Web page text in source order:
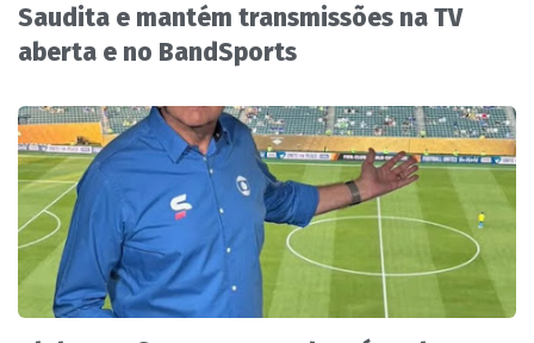
Saudita e mantém transmissões na TV
aberta e no BandSports